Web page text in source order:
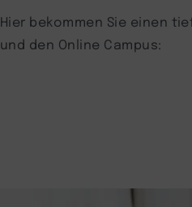
Hier bekommen Sie einen
und den Online Campus: